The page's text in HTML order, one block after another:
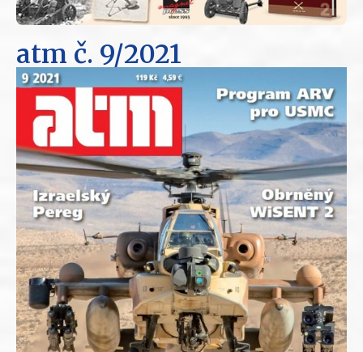
atm č. 9/2021